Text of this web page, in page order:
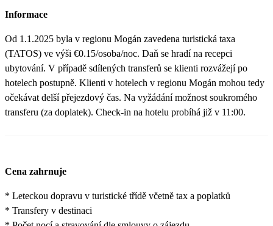
Informace
Od 1.1.2025 byla v regionu Mogán zavedena turistická taxa
(TATOS) ve výši €0.15/osoba/noc. Daň se hradí na recepci
ubytování. V případě sdílených transferů se klienti rozvážejí po
hotelech postupně. Klienti v hotelech v regionu Mogán mohou tedy
očekávat delší přejezdový čas. Na vyžádání možnost soukromého
transferu (za doplatek). Check-in na hotelu probíhá již v 11:00.
Cena zahrnuje
* Leteckou dopravu v turistické třídě včetně tax a poplatků
* Transfery v destinaci